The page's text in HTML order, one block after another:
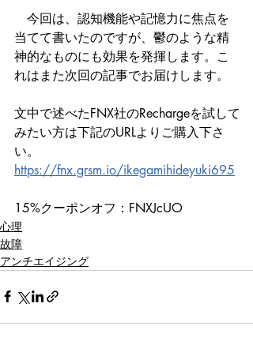
今回は、認知機能や記憶力に焦点を
当てて書いたのですが、鬱のような精
神的なものにも効果を発揮します。こ
れはまた次回の記事でお届けします。
文中で述べたFNX社のRechargeを試して
みたい方は下記のURLよりご購入下さ
い。
https://fnx.grsm.io/ikegamihideyuki695
15%クーポンオフ： FNXJcUO
心理
故障
アンチエイジング